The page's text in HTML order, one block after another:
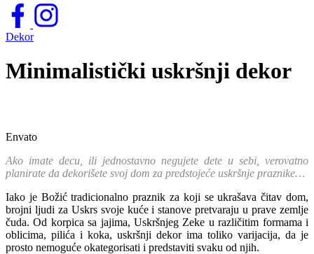
Dekor
Minimalistički uskršnji dekor
Envato
Ako imate decu, ili jednostavno negujete dete u sebi, verovatno
planirate da dekorišete svoj dom za predstojeće uskršnje praznike…
Iako je Božić tradicionalno praznik za koji se ukrašava čitav dom,
brojni ljudi za Uskrs svoje kuće i stanove pretvaraju u prave zemlje
čuda. Od korpica sa jajima, Uskršnjeg Zeke u različitim formama i
oblicima, pilića i koka, uskršnji dekor ima toliko varijacija, da je
prosto nemoguće okategorisati i predstaviti svaku od njih.